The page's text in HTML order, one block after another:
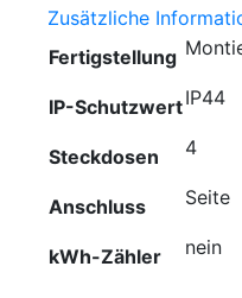
Zusätzliche
Fertigstellung
IP-SchutzwertIP44
Steckdosen 4
Anschluss Seite
kWh-Zähler nein